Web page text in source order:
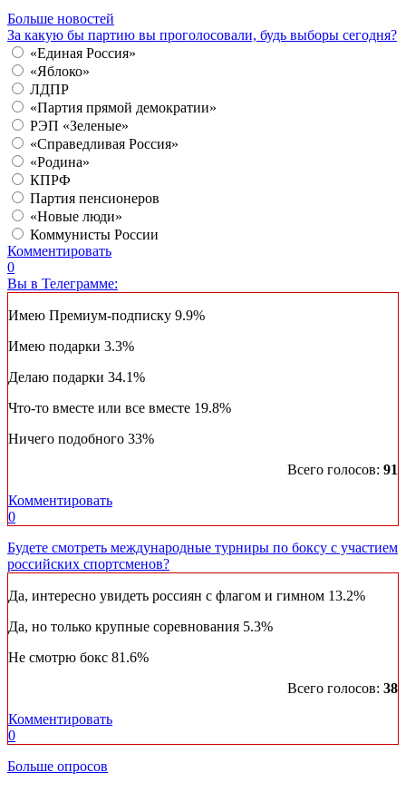
Больше новостей
За какую бы партию вы проголосовали, будь выборы сегодня?
«Единая Россия»
«Яблоко»
ЛДПР
«Партия прямой демократии»
РЭП «Зеленые»
«Справедливая Россия»
«Родина»
КПРФ
Партия пенсионеров
«Новые люди»
Коммунисты России
Комментировать
0
Вы в Телеграмме:
Имею Премиум-подписку 9.9%
Имею подарки 3.3%
Делаю подарки 34.1%
Что-то вместе или все вместе 19.8%
Ничего подобного 33%
Всего голосов: 91
Комментировать
0
Будете смотреть международные турниры по боксу с участием
российских спортсменов?
Да, интересно увидеть россиян с флагом и гимном 13.2%
Да, но только крупные соревнования 5.3%
Не смотрю бокс 81.6%
Всего голосов: 38
Комментировать
0
Больше опросов